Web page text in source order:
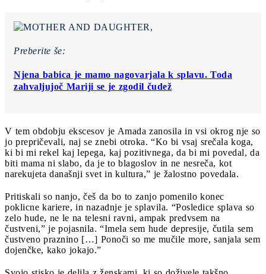
Preberite še:
Njena babica je mamo nagovarjala k splavu. Toda
zahvaljujoč Mariji se je zgodil čudež
V tem obdobju ekscesov je Amada zanosila in vsi okrog nje so
jo prepričevali, naj se znebi otroka. “Ko bi vsaj srečala koga,
ki bi mi rekel kaj lepega, kaj pozitivnega, da bi mi povedal, da
biti mama ni slabo, da je to blagoslov in ne nesreča, kot
narekujeta današnji svet in kultura,” je žalostno povedala.
Pritiskali so nanjo, češ da bo to zanjo pomenilo konec
poklicne kariere, in nazadnje je splavila. “Posledice splava so
zelo hude, ne le na telesni ravni, ampak predvsem na
čustveni,” je pojasnila. “Imela sem hude depresije, čutila sem
čustveno praznino […] Ponoči so me mučile more, sanjala sem
dojenčke, kako jokajo.”